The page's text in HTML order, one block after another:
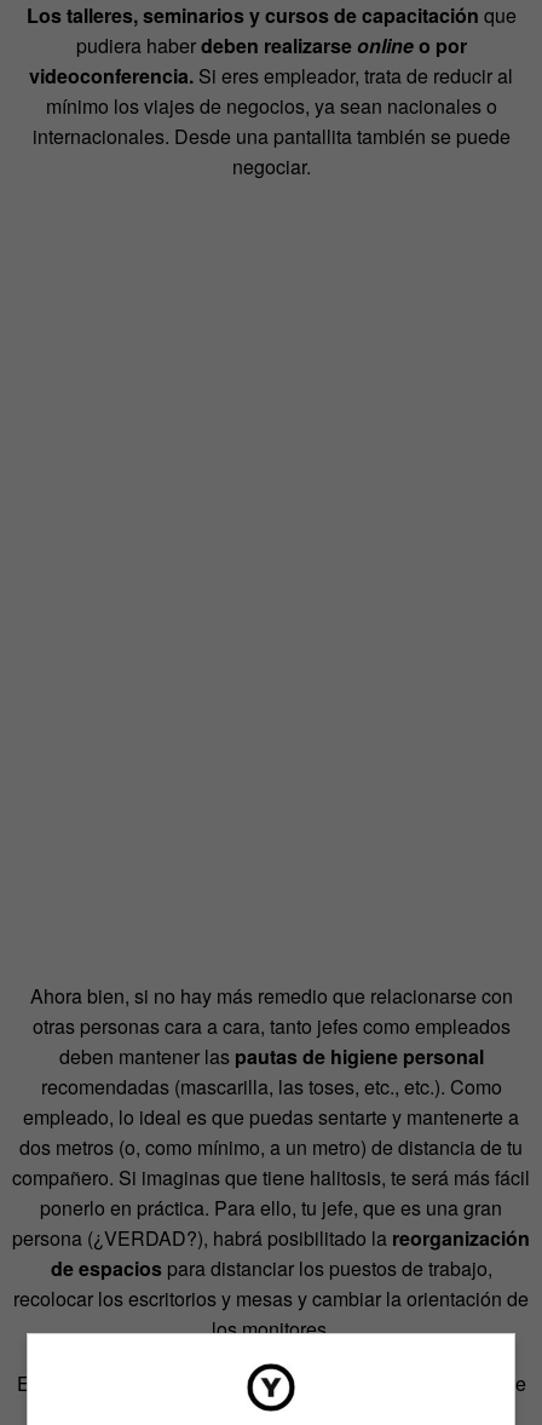
Los talleres, seminarios y cursos de capacitación que
pudiera haberdeben realizarseonlineo por
videoconferencia. Si eres empleador, trata de reducir al
mínimo los viajes de negocios, ya sean nacionales o
internacionales. Desde una pantallita también se puede
negociar.
Ahora bien, si no hay más remedio que relacionarse con
otras personas cara a cara, tanto jefes como empleados
deben mantener las pautas de higiene personal
recomendadas (mascarilla, las toses, etc., etc.). Como
empleado, lo ideal es que puedas sentarte y mantenerte a
dos metros (o, como mínimo, a un metro) de distancia de tu
compañero. Si imaginas que tiene halitosis, te será más fácil
ponerlo en práctica. Para ello, tu jefe, que es una gran
persona (¿VERDAD?), habrá posibilitado la reorganización
de espaciospara distanciar los puestos de trabajo,
recolocar los escritorios y mesas y cambiar la orientación de
los monitores.
Esa reorganización necesaria para que pueda correr el aire
entre los trabajadores afecta también a zonas como